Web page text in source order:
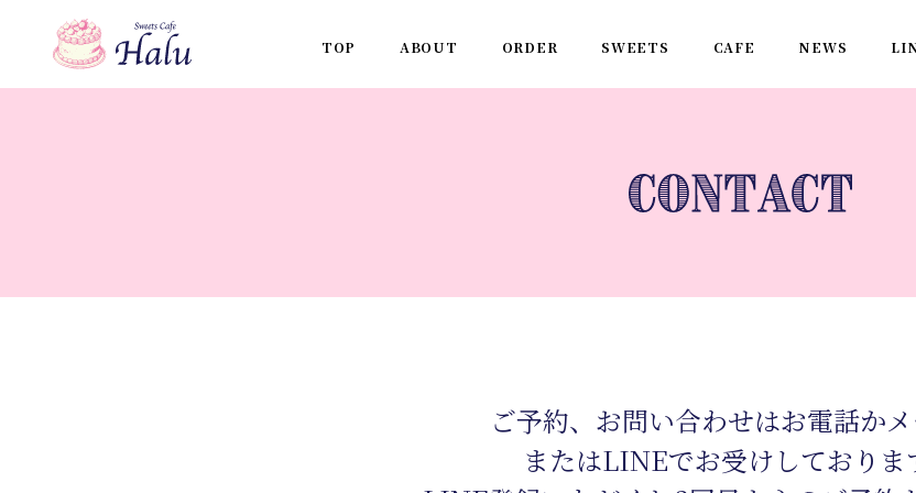
TOP ABOUT ORDER SWEETS CAFE NEWS
ご予約、お問い合わせはお電話かメ
またはLINEでお受けしておりま